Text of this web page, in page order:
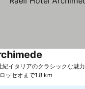
紀イタリアのクラシックな魅力
ッセオまで1.8 km